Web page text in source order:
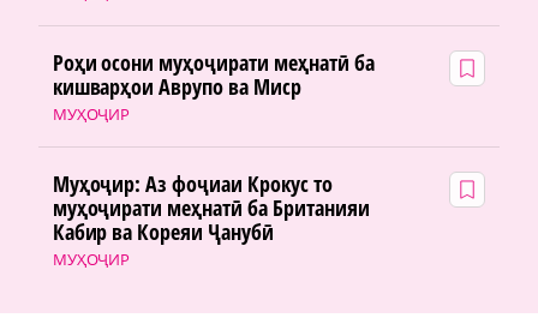
МУҲОҶИР
Роҳи осони муҳоҷирати меҳнатӣ ба
кишварҳои Аврупо ва Миср
МУҲОҶИР
Муҳоҷир: Аз фоҷиаи Крокус то
муҳоҷирати меҳнатӣ ба Британияи
Кабир ва Кореяи Ҷанубӣ